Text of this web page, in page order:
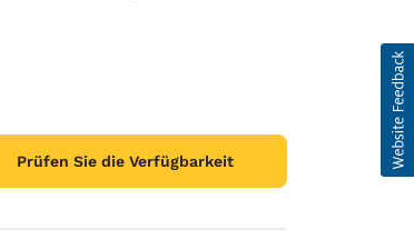
Prüfen Sie die Verfügbarkeit